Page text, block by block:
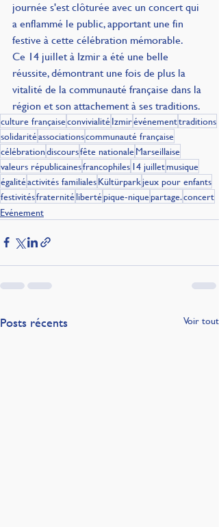
journée s'est clôturée avec un concert qui
a enflammé le public, apportant une fin
festive à cette célébration mémorable.
Ce 14 juillet à Izmir a été une belle
réussite, démontrant une fois de plus la
vitalité de la communauté française dans la
région et son attachement à ses traditions.
culture françaiseconvivialitéIzmirévénementtraditions
solidaritéassociationscommunauté française
célébrationdiscoursfête nationaleMarseillaise
valeurs républicainesfrancophiles14 juilletmusique
égalitéactivités familialesKültürparkjeux pour enfants
festivitésfraternitélibertépique-niquepartage.concert
Evénement
Posts récents Voir tout